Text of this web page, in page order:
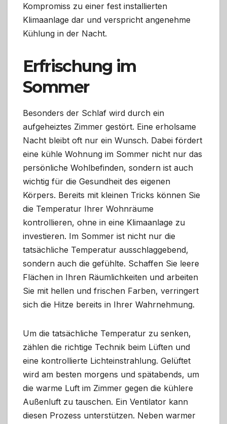
Kompromiss zu einer fest installierten
Klimaanlage dar und verspricht angenehme
Kühlung in der Nacht.
Erfrischung im
Sommer
Besonders der Schlaf wird durch ein
aufgeheiztes Zimmer gestört. Eine erholsame
Nacht bleibt oft nur ein Wunsch. Dabei fördert
eine kühle Wohnung im Sommer nicht nur das
persönliche Wohlbefinden, sondern ist auch
wichtig für die Gesundheit des eigenen
Körpers. Bereits mit kleinen Tricks können Sie
die Temperatur Ihrer Wohnräume
kontrollieren, ohne in eine Klimaanlage zu
investieren. Im Sommer ist nicht nur die
tatsächliche Temperatur ausschlaggebend,
sondern auch die gefühlte. Schaffen Sie leere
Flächen in Ihren Räumlichkeiten und arbeiten
Sie mit hellen und frischen Farben, verringert
sich die Hitze bereits in Ihrer Wahrnehmung.
Um die tatsächliche Temperatur zu senken,
zählen die richtige Technik beim Lüften und
eine kontrollierte Lichteinstrahlung. Gelüftet
wird am besten morgens und spätabends, um
die warme Luft im Zimmer gegen die kühlere
Außenluft zu tauschen. Ein Ventilator kann
diesen Prozess unterstützen. Neben warmer